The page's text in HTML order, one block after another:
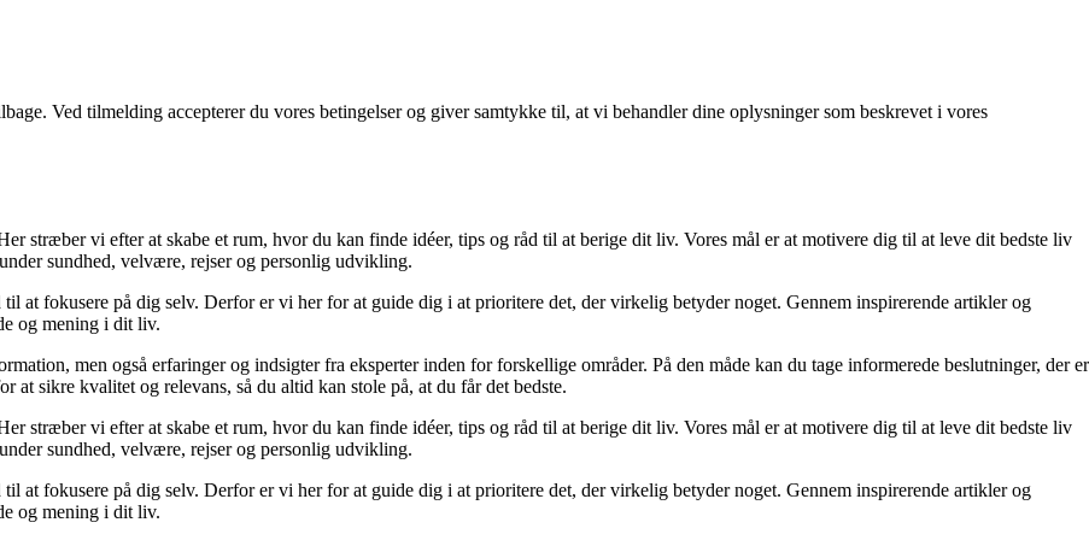
Ved tilmelding accepterer du vores betingelser og giver samtykke til, at vi behandler dine oplysninger som beskrevet i vores
stræber vi efter at skabe et rum, hvor du kan finde idéer, tips og råd til at berige dit liv. Vores mål er at motivere dig til at leve dit bedste liv
sundhed, velvære, rejser og personlig udvikling.
at fokusere på dig selv. Derfor er vi her for at guide dig i at prioritere det, der virkelig betyder noget. Gennem inspirerende artikler og
og mening i dit liv.
men også erfaringer og indsigter fra eksperter inden for forskellige områder. På den måde kan du tage informerede beslutninger, der er
sikre kvalitet og relevans, så du altid kan stole på, at du får det bedste.
stræber vi efter at skabe et rum, hvor du kan finde idéer, tips og råd til at berige dit liv. Vores mål er at motivere dig til at leve dit bedste liv
sundhed, velvære, rejser og personlig udvikling.
at fokusere på dig selv. Derfor er vi her for at guide dig i at prioritere det, der virkelig betyder noget. Gennem inspirerende artikler og
og mening i dit liv.